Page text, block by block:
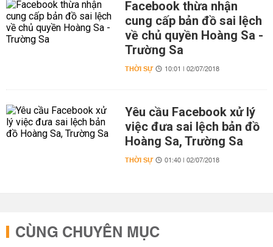
Facebook thừa nhận
cung cấp bản đồ sai lệch
về chủ quyền Hoàng Sa -
Trường Sa
THỜI SỰ 10:01 | 02/07/2018
Yêu cầu Facebook xử lý
việc đưa sai lệch bản đồ
Hoàng Sa, Trường Sa
THỜI SỰ 01:40 | 02/07/2018
CÙNG CHUYÊN MỤC